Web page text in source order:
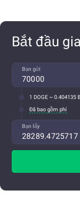
Bắt đầu
Bạn gửi
1 DOGE ~ 0.404135
Đã bao gồm phí
Bạn lấy